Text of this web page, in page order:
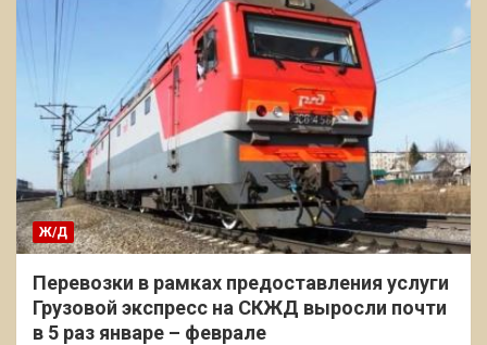
Ж/Д
Перевозки в рамках предоставления услуги
Грузовой экспресс на СКЖД выросли почти
в 5 раз январе – феврале